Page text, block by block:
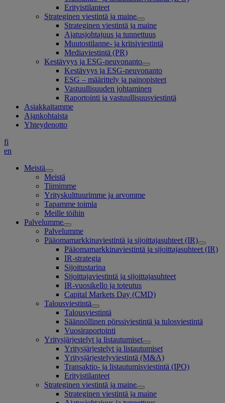
Erityistilanteet
Strateginen viestintä ja maine
Strateginen viestintä ja maine
Ajatusjohtajuus ja tunnettuus
Muutostilanne- ja kriisiviestintä
Mediaviestintä (PR)
Kestävyys ja ESG-neuvonanto
Kestävyys ja ESG-neuvonanto
ESG – määrittely ja painopisteet
Vastuullisuuden johtaminen
Raportointi ja vastuullisuusviestintä
Asiakkaitamme
Ajankohtaista
Yhteydenotto
fi
en
Meistä
Meistä
Tiimimme
Yrityskulttuurimme ja arvomme
Tapamme toimia
Meille töihin
Palvelumme
Palvelumme
Pääomamarkkinaviestintä ja sijoittajasuhteet (IR)
Pääomamarkkinaviestintä ja sijoittajasuhteet (IR)
IR-strategia
Sijoitustarina
Sijoittajaviestintä ja sijoittajasuhteet
IR-vuosikello ja toteutus
Capital Markets Day (CMD)
Talousviestintä
Talousviestintä
Säännöllinen pörssiviestintä ja tulosviestintä
Vuosiraportointi
Yritysjärjestelyt ja listautumiset
Yritysjärjestelyt ja listautumiset
Yritysjärjestelyviestintä (M&A)
Transaktio- ja listautumisviestintä (IPO)
Erityistilanteet
Strateginen viestintä ja maine
Strateginen viestintä ja maine